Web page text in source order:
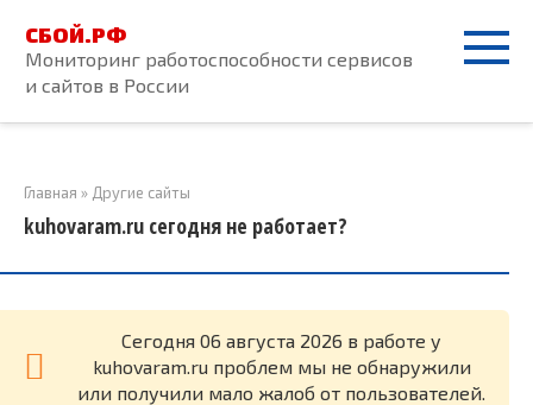
контенту
СБОЙ.РФ
Мониторинг работоспособности сервисов
и сайтов в России
Главная » Другие сайты
kuhovaram.ru сегодня не работает?
Cегодня 06 августа 2026 в работе у
kuhovaram.ru проблем мы не обнаружили
или получили мало жалоб от пользователей.